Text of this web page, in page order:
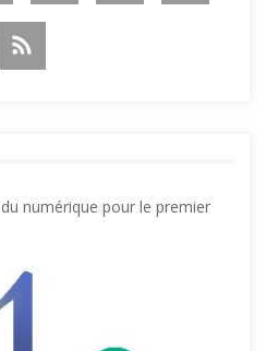
numérique pour le premier